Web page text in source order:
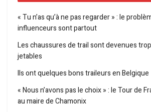
« Tu n’as qu’à ne pas regarder » : le
influenceurs sont partout
Les chaussures de trail sont devenues
jetables
Ils ont quelques bons traileurs en Belgique
« Nous n’avons pas le choix » : le Tour de
au maire de Chamonix